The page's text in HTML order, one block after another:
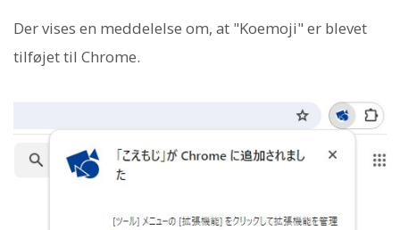
Der vises en meddelelse om, at "Koemoji" er blevet
tilføjet til Chrome.